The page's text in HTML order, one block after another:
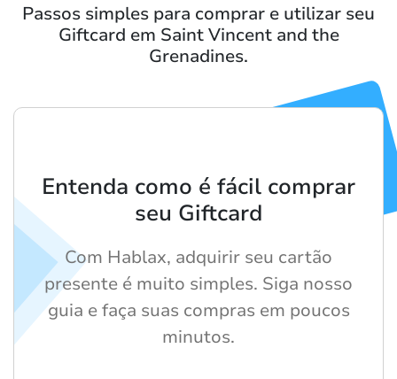
Passos simples para comprar e utilizar seu
Giftcard em Saint Vincent and the
Grenadines.
Entenda como é fácil comprar
seu Giftcard
Com Hablax, adquirir seu cartão
presente é muito simples. Siga nosso
guia e faça suas compras em poucos
minutos.